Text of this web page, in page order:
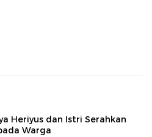
Heriyus dan Istri Serahkan
Warga